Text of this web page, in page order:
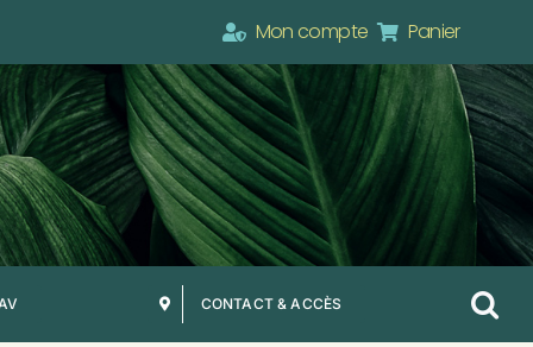
Mon compte Panier
CONTACT & ACCÈS